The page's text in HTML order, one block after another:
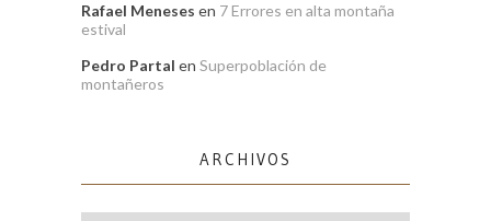
Rafael Meneses en 7 Errores en alta montaña
estival
Pedro Partal en Superpoblación de
montañeros
ARCHIVOS